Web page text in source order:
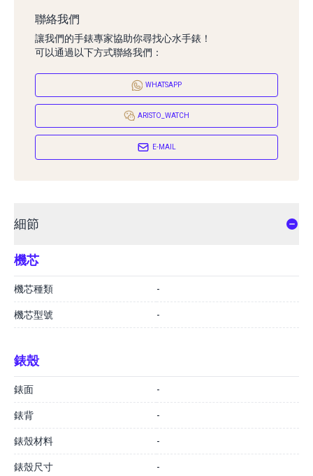
聯絡我們
讓我們的手錶專家協助你尋找心水手錶！
可以通過以下方式聯絡我們：
WHATSAPP
ARISTO_WATCH
E-MAIL
細節
機芯
機芯種類 -
機芯型號 -
錶殼
錶面 -
錶背 -
錶殼材料 -
錶殼尺寸 -